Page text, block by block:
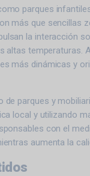
parques
más que sencillas
la interacción
altas temperaturas.
más dinámicas y
de parques y
local y utilizando
con el
aumenta la